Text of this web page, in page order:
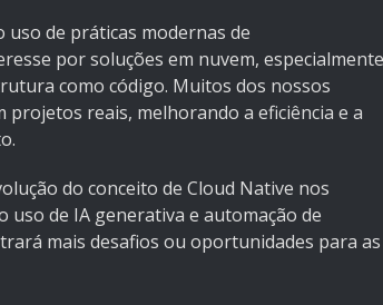
de práticas modernas de
por soluções em nuvem, especialmente
como código. Muitos dos nossos
reais, melhorando a eficiência e a
do conceito de Cloud Native nos
de IA generativa e automação de
mais desafios ou oportunidades para as